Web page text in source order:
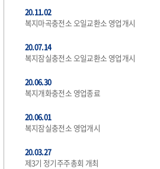
20.11.02
복지마곡충전소 오일교환소 영업개시
20.07.14
복지잠실충전소 오일교환소 영업개시
20.06.30
복지개화충전소 영업종료
20.06.01
복지잠실충전소 영업개시
20.03.27
제3기 정기주주총회 개최